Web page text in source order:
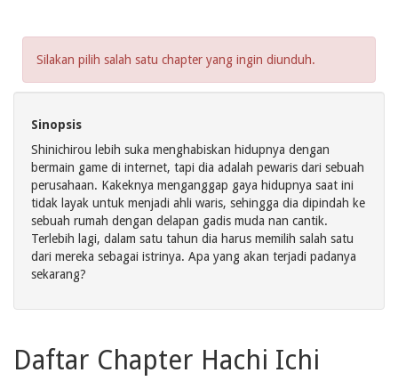
Silakan pilih salah satu chapter yang ingin diunduh.
Sinopsis
Shinichirou lebih suka menghabiskan hidupnya dengan
bermain game di internet, tapi dia adalah pewaris dari sebuah
perusahaan. Kakeknya menganggap gaya hidupnya saat ini
tidak layak untuk menjadi ahli waris, sehingga dia dipindah ke
sebuah rumah dengan delapan gadis muda nan cantik.
Terlebih lagi, dalam satu tahun dia harus memilih salah satu
dari mereka sebagai istrinya. Apa yang akan terjadi padanya
sekarang?
Daftar Chapter Hachi Ichi